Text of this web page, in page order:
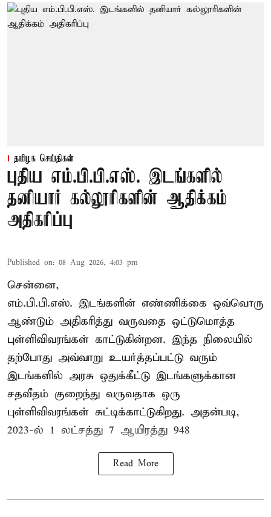
தமிழக செய்திகள்
புதிய எம்.பி.பி.எஸ். இடங்களில்
தனியார் கல்லூரிகளின் ஆதிக்கம்
அதிகரிப்பு
Published on: 08 Aug 2026, 4:03 pm
சென்னை,
எம்.பி.பி.எஸ். இடங்களின் எண்ணிக்கை ஒவ்வொரு
ஆண்டும் அதிகரித்து வருவதை ஒட்டுமொத்த
புள்ளிவிவரங்கள் காட்டுகின்றன. இந்த நிலையில்
தற்போது அவ்வாறு உயர்த்தப்பட்டு வரும்
இடங்களில் அரசு ஒதுக்கீட்டு இடங்களுக்கான
சதவீதம் குறைந்து வருவதாக ஒரு
புள்ளிவிவரங்கள் சுட்டிக்காட்டுகிறது. அதன்படி,
2023-ல் 1 லட்சத்து 7 ஆயிரத்து 948
Read More